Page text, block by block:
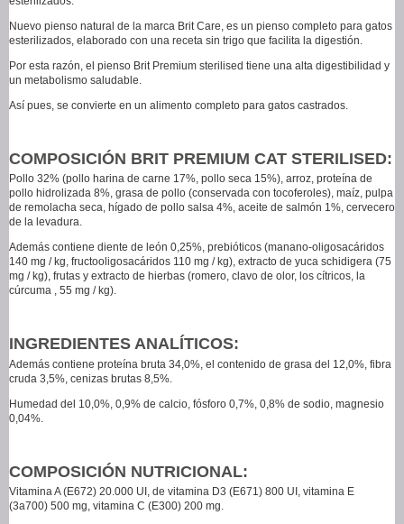
Nuevo pienso natural de la marca Brit Care, es un pienso completo para gatos
esterilizados, elaborado con una receta sin trigo que facilita la digestión.
Por esta razón, el pienso Brit Premium sterilised tiene una alta digestibilidad y
un metabolismo saludable.
Así pues, se convierte en un alimento completo para gatos castrados.
COMPOSICIÓN BRIT PREMIUM CAT STERILISED:
Pollo 32% (pollo harina de carne 17%, pollo seca 15%), arroz, proteína de
pollo hidrolizada 8%, grasa de pollo (conservada con tocoferoles), maíz, pulpa
de remolacha seca, hígado de pollo salsa 4%, aceite de salmón 1%, cervecero
de la levadura.
Además contiene diente de león 0,25%, prebióticos (manano-oligosacáridos
140 mg / kg, fructooligosacáridos 110 mg / kg), extracto de yuca schidigera (75
mg / kg), frutas y extracto de hierbas (romero, clavo de olor, los cítricos, la
cúrcuma , 55 mg / kg).
INGREDIENTES ANALÍTICOS:
Además contiene proteína bruta 34,0%, el contenido de grasa del 12,0%, fibra
cruda 3,5%, cenizas brutas 8,5%.
Humedad del 10,0%, 0,9% de calcio, fósforo 0,7%, 0,8% de sodio, magnesio
0,04%.
COMPOSICIÓN NUTRICIONAL:
Vitamina A (E672) 20.000 UI, de vitamina D3 (E671) 800 UI, vitamina E
(3a700) 500 mg, vitamina C (E300) 200 mg.